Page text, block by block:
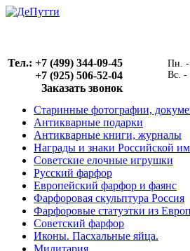
Тел.: +7 (499) 344-09-45
(925) 506-52-04
Заказать звонок
Пн. -
Вс. -
Старинные фотографии,
Антикварные подарки
Антикварные книги, журналы
Награды и знаки Российской
Советские елочные игрушки
Русский фарфор
Европейский фарфор и фаянс
Фарфоровая скульптура Россия
Фарфоровые статуэтки из
Советский фарфор
Иконы. Пасхальные яйца.
Милитария